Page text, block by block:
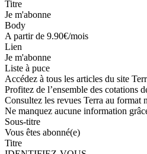
Titre
Je m'abonne
Body
A partir de 9.90€/mois
Lien
Je m'abonne
Liste à puce
Accédez à tous les articles du site
Profitez de l’ensemble des cotations
Consultez les revues Terra au format
Ne manquez aucune information
Sous-titre
Vous êtes abonné(e)
Titre